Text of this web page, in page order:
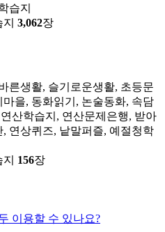
습지
3,062장
른생활, 슬기로운생활, 초등문
을, 동화읽기, 논술동화, 속담
산학습지, 연산문제은행, 받아
, 연상퀴즈, 낱말퍼즐, 예절청학
156장
이용할 수 있나요?